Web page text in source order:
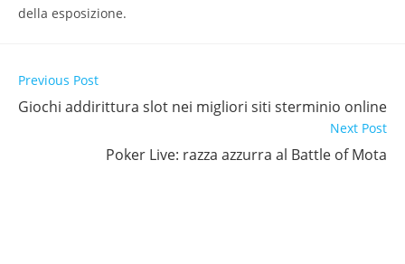
della esposizione.
Previous Post
Giochi addirittura slot nei migliori siti sterminio online
Next Post
Poker Live: razza azzurra al Battle of Mota